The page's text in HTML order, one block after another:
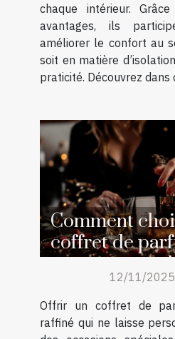
chaque intérieur.
avantages, ils
améliorer le confort au
soit en matière
praticité. Découvrez dans
Comment
coffret de
pour
occasions
12/11/
Offrir un coffret de
raffiné qui ne laisse